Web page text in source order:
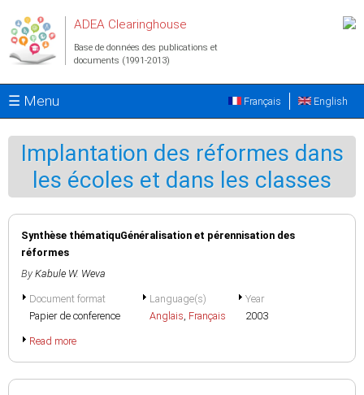
ADEA Clearinghouse
Base de données des publications et
documents (1991-2013)
☰ Menu English
Français
Implantation des réformes dans
les écoles et dans les classes
Synthèse thématiquGénéralisation et pérennisation des
réformes
By Kabule W. Weva
Document format
Papier de conference
Language(s)
Anglais, Français
Year
2003
Read more